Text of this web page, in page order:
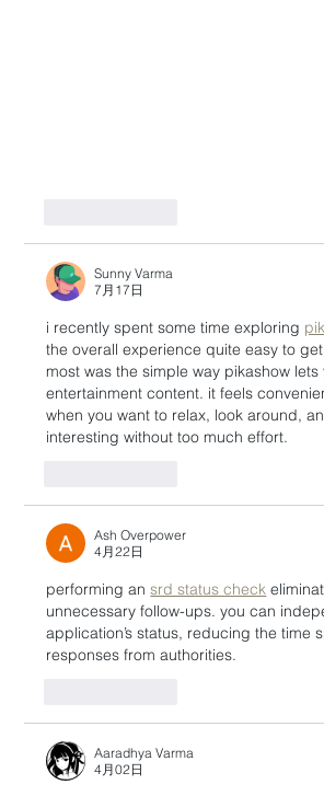
Sunny Varma
7月17日
i recently spent some time exploring
the overall experience quite easy to
most was the simple way pikashow
entertainment content. it feels
when you want to relax, look around,
interesting without too much effort.
Ash Overpower
4月22日
performing an srd status check
unnecessary follow-ups. you can
application’s status, reducing the time
responses from authorities.
Aaradhya Varma
4月02日